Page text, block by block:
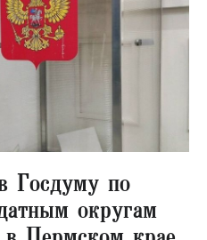
Госдуму по
округам